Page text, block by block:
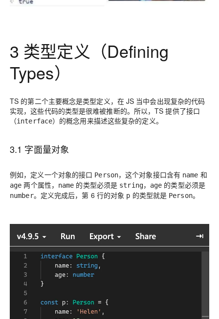
3 类型定义（Defining
Types）
TS 的第二个主要概念是类型定义，在 JS 当中会出现复杂的代码
实现，这些代码的类型是很难被推断的。所以，TS 提供了接口
（interface）的概念用来描述这些复杂的定义。
3.1 字面量对象
例如，定义一个对象的接口 Person，这个对象接口含有 name 和
age 两个属性， name 的类型必须是 string， age 的类型必须是
number。定义完成后，第 6 行的对象 p 的类型就是 Person。